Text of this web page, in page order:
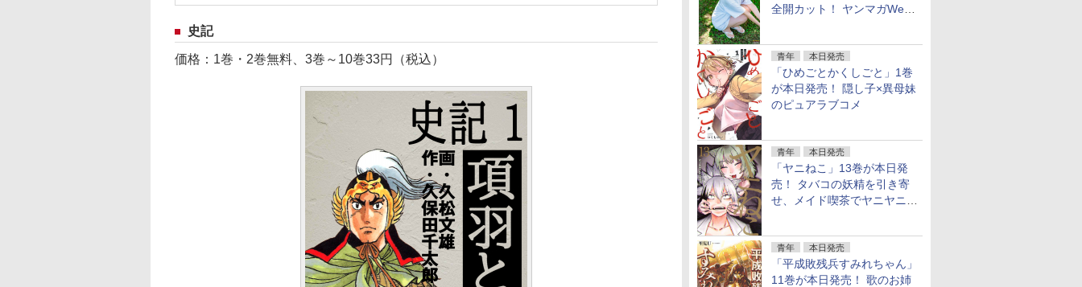
全開カット！ ヤンマガWeb
青年 本日発売
「ひめごとかくしごと」1巻
が本日発売！ 隠し子×異母妹
のピュアラブコメ
青年 本日発売
「ヤニねこ」13巻が本日発
売！ タバコの妖精を引き寄
せ、メイド喫茶でヤニヤニき
青年 本日発売
「平成敗残兵すみれちゃん」
11巻が本日発売！ 歌のお姉
史記
価格：1巻・2巻無料、3巻～10巻33円（税込）